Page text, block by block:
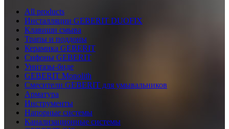
All products
Инсталляции GEBERIT DUOFIX
Клавиши смыва
Трапы и поддоны
Керамика GEBERIT
Сифоны GEBERIT
Унитазы-биде
GEBERIT Monolith
Смесители GEBERIT для умывальников
Арматура
Инструменты
Напорные системы
Канализационные системы